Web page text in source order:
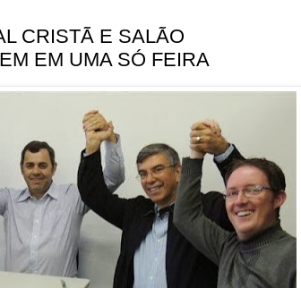
CRISTÃ E SALÃO
EM UMA SÓ FEIRA